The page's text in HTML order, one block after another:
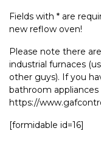
Fields with * are
new reflow oven!
Please note there
industrial furnaces
other guys). If you
bathroom
https://
[formidable id=16]